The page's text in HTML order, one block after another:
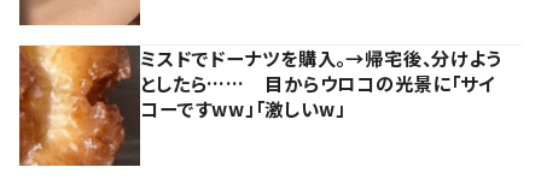
ミスドでドーナツを購入。→帰宅後、分けよう
としたら…… 目からウロコの光景に「サイ
コーですww」「激しいw」